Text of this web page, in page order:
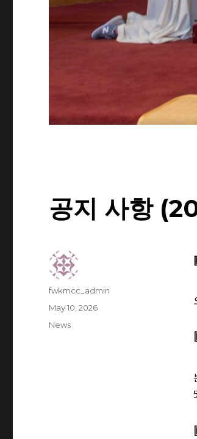
공지 사항
Author
fwkmcc_admin
Posted
May 10, 2026
Categories
News